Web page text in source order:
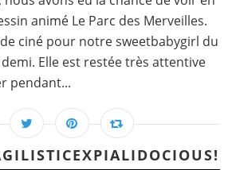
animé Le Parc des Merveilles.
ciné pour notre sweetbabygirl du
Elle est restée très attentive
pendant...